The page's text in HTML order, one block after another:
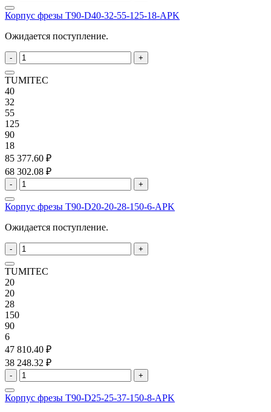
Корпус фрезы T90-D40-32-55-125-18-APK
Ожидается поступление.
- +
TUMITEC
40
32
55
125
90
18
85 377.60 ₽
68 302.08 ₽
- +
Корпус фрезы T90-D20-20-28-150-6-APK
Ожидается поступление.
- +
TUMITEC
20
20
28
150
90
6
47 810.40 ₽
38 248.32 ₽
- +
Корпус фрезы T90-D25-25-37-150-8-APK